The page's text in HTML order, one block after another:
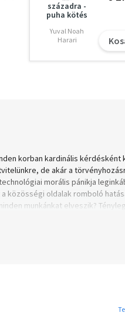
századra -
puha kötés
Yuval Noah
Harari
korban kardinális kérdésként
de akár a
morális pánikja
közösségi oldalak romboló
munkánkat elveszik? Tényleg
a modern technológiákban